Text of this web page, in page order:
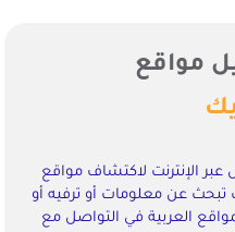
مواقع
الإنترنت لاكتشاف مواقع
عن معلومات أو ترفيه أو
العربية في التواصل مع